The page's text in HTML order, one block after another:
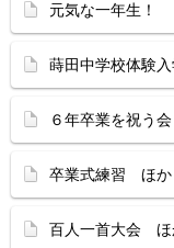
元気な一年生！
蒔田中学校体験
６年卒業を祝う会
卒業式練習 ほか
百人一首大会 ほ